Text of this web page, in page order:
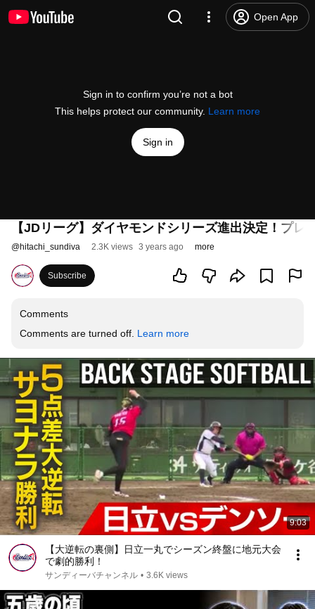
Open App
Sign in to confirm you’re not a bot
This helps protect our community. Learn more
Sign in
【JDリーグ】ダイヤモンドシリーズ進出決定！プ
@hitachi_sundiva 2.3K views 3 years ago more
Subscribe
Comments
Comments are turned off. Learn more
9:03
【大逆転の裏側】日立一丸でシーズン終盤に地元大会
で劇的勝利！
サンディーバチャンネル • 3.6K views